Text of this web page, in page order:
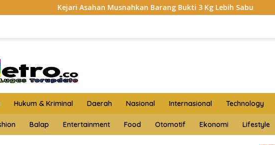
Musnahkan Barang Bukti 3 Kg Lebih Sabu HKTI Asahan
Hukum & Kriminal Daerah Nasional Internasional Technology
Balap Entertainment Food Otomotif Ekonomi Lifestyle